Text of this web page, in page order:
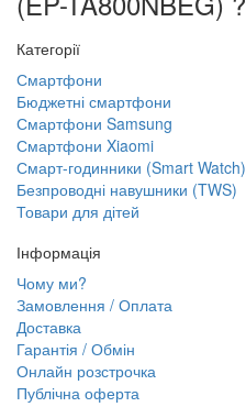
Категорії
Смартфони
Бюджетні смартфони
Смартфони Samsung
Смартфони Xiaomi
Смарт-годинники (Smart Watch)
Безпроводні навушники (TWS)
Товари для дітей
Інформація
Чому ми?
Замовлення / Оплата
Доставка
Гарантія / Обмін
Онлайн розстрочка
Публічна оферта